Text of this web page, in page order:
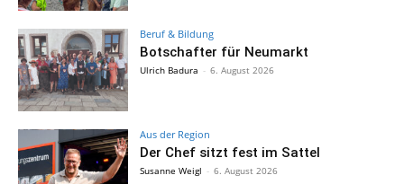
Beruf & Bildung
Botschafter für Neumarkt
Ulrich Badura - 6. August 2026
Aus der Region
Der Chef sitzt fest im Sattel
Susanne Weigl - 6. August 2026